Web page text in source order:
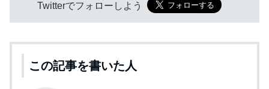
Twitterでフォローしよう
この記事を書いた人